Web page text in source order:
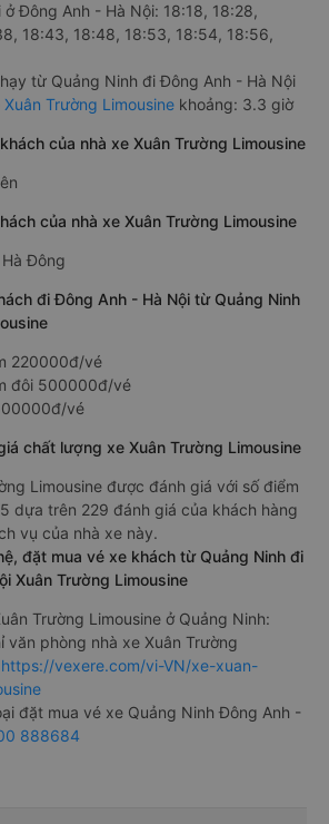
ở Đông Anh - Hà Nội: 18:18, 18:28,
18:43, 18:48, 18:53, 18:54, 18:56,
từ Quảng Ninh đi Đông Anh - Hà Nội
Xuân Trường Limousine khoảng: 3.3 giờ
của nhà xe Xuân Trường Limousine
của nhà xe Xuân Trường Limousine
Đông
đi Đông Anh - Hà Nội từ Quảng Ninh
220000đ/vé
đôi 500000đ/vé
vé
chất lượng xe Xuân Trường Limousine
Limousine được đánh giá với số điểm
dựa trên 229 đánh giá của khách hàng
vụ của nhà xe này.
đặt mua vé xe khách từ Quảng Ninh đi
Xuân Trường Limousine
Trường Limousine ở Quảng Ninh:
văn phòng nhà xe Xuân Trường
https://vexere.com/vi-VN/xe-xuan-
đặt mua vé xe Quảng Ninh Đông Anh -
888684